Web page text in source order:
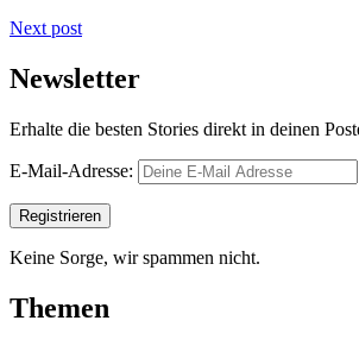
Next post
Newsletter
Erhalte die besten Stories direkt in deinen
E-Mail-Adresse:
Keine Sorge, wir spammen nicht.
Themen